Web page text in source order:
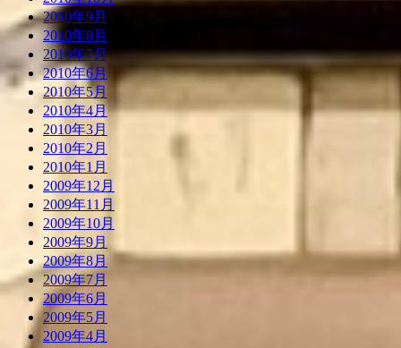
2010年9月
2010年8月
2010年7月
2010年6月
2010年5月
2010年4月
2010年3月
2010年2月
2010年1月
2009年12月
2009年11月
2009年10月
2009年9月
2009年8月
2009年7月
2009年6月
2009年5月
2009年4月